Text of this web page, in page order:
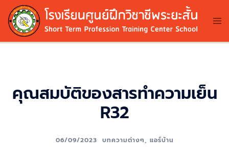
Skip
content
คุณสมบัติของสารทำความเย็น
R32
06/09/2023 บทความต่างๆ, แอร์บ้าน